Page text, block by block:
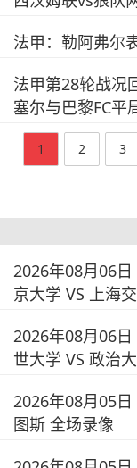
法甲：勒阿弗尔
法甲第28轮战况
塞尔与巴黎FC平
1 2 3
2026年08月06
京大学 VS 上海
2026年08月06
世大学 VS 政治
2026年08月05
图斯 全场录像